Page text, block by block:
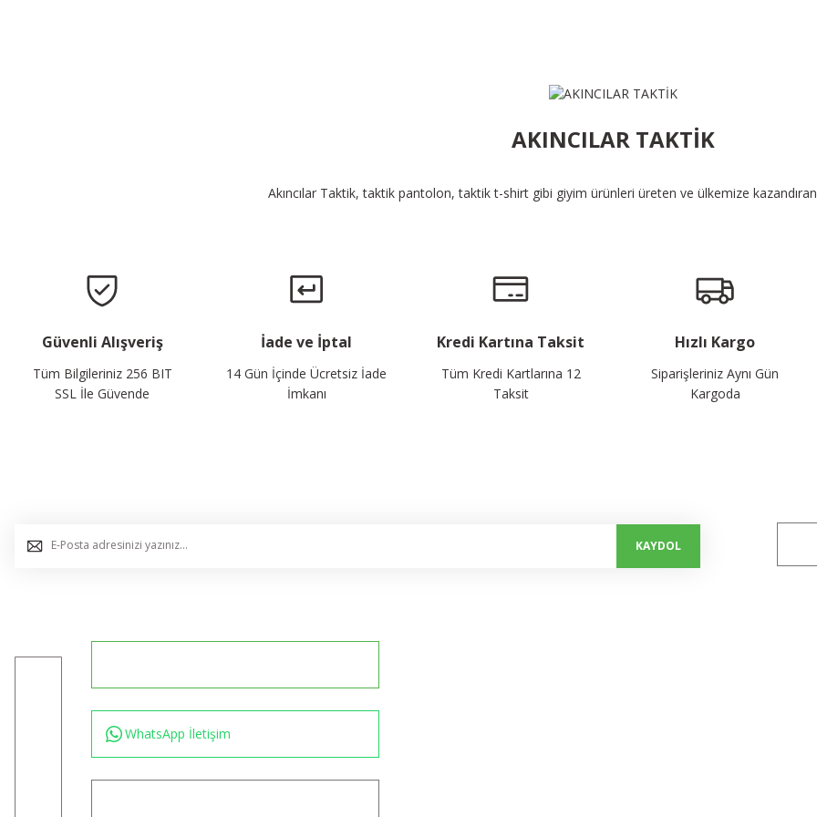
AKINCILAR TAKTİK
Akıncılar Taktik, taktik pantolon, taktik t-shirt gibi giyim ürünleri üreten ve ülkemize
Güvenli Alışveriş
Tüm Bilgileriniz 256 BIT
SSL İle Güvende
İade ve İptal
14 Gün İçinde Ücretsiz İade
İmkanı
Kredi Kartına Taksit
Tüm Kredi Kartlarına 12
Taksit
Hızlı Kargo
Siparişleriniz Aynı Gün
Kargoda
KAYDOL
WhatsApp İletişim